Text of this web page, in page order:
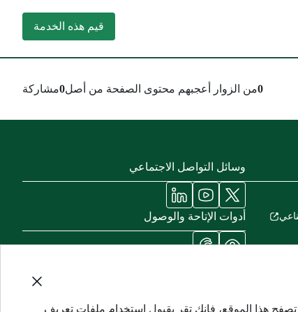
هذا الموقع، فإنك تقر بقبول استخدام ملفات تعريف
قيم هذه الخدمة
0من الزوار أعجبهم محتوى الصفحة من أصل0مشاركة
وسائل التواصل الاجتماعي
أدوات الإتاحة والوصول